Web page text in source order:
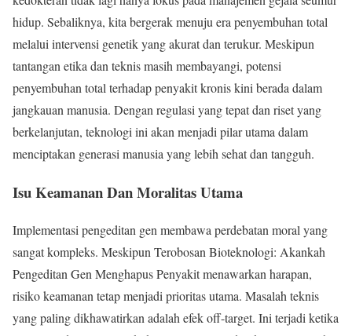
hidup. Sebaliknya, kita bergerak menuju era penyembuhan total
melalui intervensi genetik yang akurat dan terukur. Meskipun
tantangan etika dan teknis masih membayangi, potensi
penyembuhan total terhadap penyakit kronis kini berada dalam
jangkauan manusia. Dengan regulasi yang tepat dan riset yang
berkelanjutan, teknologi ini akan menjadi pilar utama dalam
menciptakan generasi manusia yang lebih sehat dan tangguh.
Isu Keamanan Dan Moralitas Utama
Implementasi pengeditan gen membawa perdebatan moral yang
sangat kompleks. Meskipun Terobosan Bioteknologi: Akankah
Pengeditan Gen Menghapus Penyakit menawarkan harapan,
risiko keamanan tetap menjadi prioritas utama. Masalah teknis
yang paling dikhawatirkan adalah efek off-target. Ini terjadi ketika